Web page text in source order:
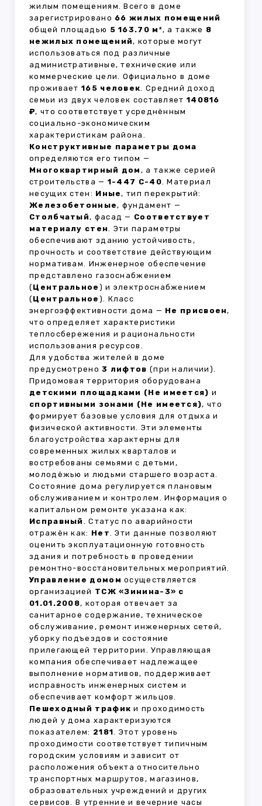
жилым помещениям. Всего в доме
зарегистрировано 66 жилых помещений
общей площадью 5 163.70 м², а также 8
нежилых помещений, которые могут
использоваться под различные
административные, технические или
коммерческие цели. Официально в доме
проживает 165 человек. Средний доход
семьи из двух человек составляет 140816
₽, что соответствует усреднённым
социально-экономическим
характеристикам района.
Конструктивные параметры дома
определяются его типом —
Многоквартирный дом , а также серией
строительства — 1-447 С-40. Материал
несущих стен: Иные, тип перекрытий:
Железобетонные, фундамент —
Столбчатый, фасад — Соответствует
материалу стен. Эти параметры
обеспечивают зданию устойчивость,
прочность и соответствие действующим
нормативам. Инженерное обеспечение
представлено газоснабжением
(Центральное ) и электроснабжением
(Центральное ). Класс
энергоэффективности дома — Не присвоен,
что определяет характеристики
теплосбережения и рациональности
использования ресурсов.
Для удобства жителей в доме
предусмотрено3 лифтов (при наличии).
Придомовая территория оборудована
детскими площадками (Не имеется) и
спортивными зонами (Не имеется), что
формирует базовые условия для отдыха и
физической активности. Эти элементы
благоустройства характерны для
современных жилых кварталов и
востребованы семьями с детьми,
молодёжью и людьми старшего возраста.
Состояние дома регулируется плановым
обслуживанием и контролем. Информация о
капитальном ремонте указана как:
Исправный . Статус по аварийности
отражён как: Нет. Эти данные позволяют
оценить эксплуатационную готовность
здания и потребность в проведении
ремонтно-восстановительных мероприятий.
Управление домом осуществляется
организацией ТСЖ «Зинина-3» с
01.01.2008, которая отвечает за
санитарное содержание, техническое
обслуживание, ремонт инженерных сетей,
уборку подъездов и состояние
прилегающей территории. Управляющая
компания обеспечивает надлежащее
выполнение нормативов, поддерживает
исправность инженерных систем и
обеспечивает комфорт жильцов.
Пешеходный трафик и проходимость
людей у дома характеризуются
показателем: 2181. Этот уровень
проходимости соответствует типичным
городским условиям и зависит от
расположения объекта относительно
транспортных маршрутов, магазинов,
образовательных учреждений и других
сервисов. В утренние и вечерние часы